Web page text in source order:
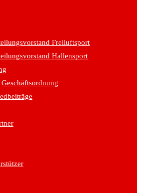
Freiluftsport
Hallensport
Geschäftsordnung